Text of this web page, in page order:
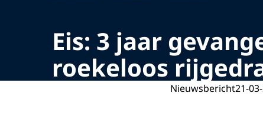
Eis: 3 jaar
roekeloos
Nieuwsbericht21-